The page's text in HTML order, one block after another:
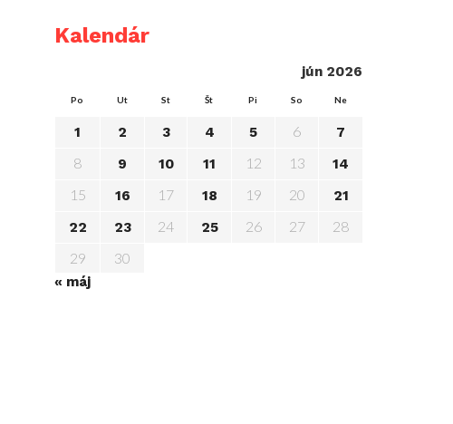
Kalendár
jún 2026
Po Ut St Št Pi So Ne
1 2 3 4 5 6 7
8 9 10 11 12 13 14
15 16 17 18 19 20
21
22
23 24 25 26 27
28
29
30
« máj